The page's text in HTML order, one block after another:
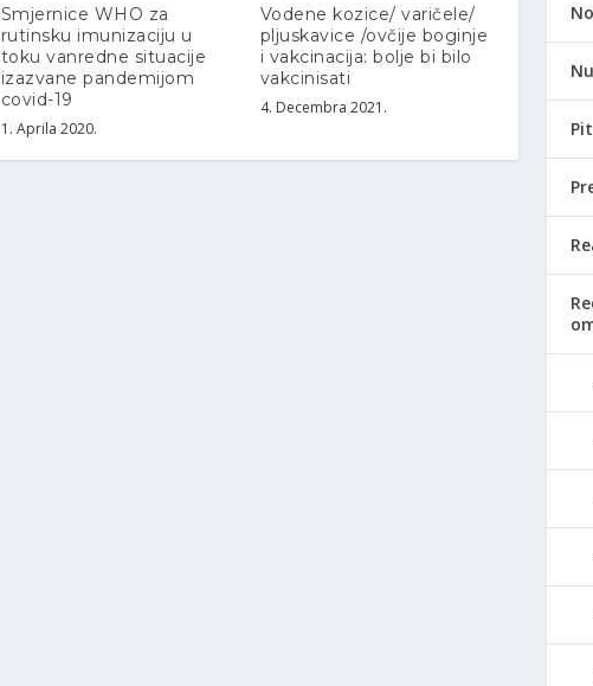
Smjernice WHO za
rutinsku imunizaciju u
toku vanredne situacije
izazvane pandemijom
covid-19
1. Aprila 2020.
Vodene kozice/ varičele/
pljuskavice /ovčije boginje
i vakcinacija: bolje bi bilo
vakcinisati
4. Decembra 2021.